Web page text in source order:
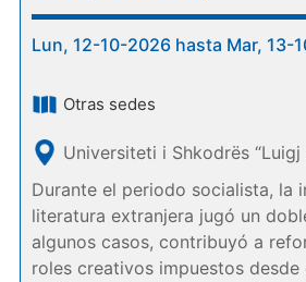
Lun, 12-10-2026 hasta Mar, 13-
Otras sedes
Universiteti i Shkodrës “Luigj
Durante el periodo socialista, la
literatura extranjera jugó un
algunos casos, contribuyó a
roles creativos impuestos